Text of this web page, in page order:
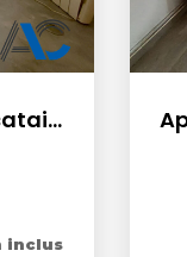
Appartement 2 pièces Avec locataire.
inclus